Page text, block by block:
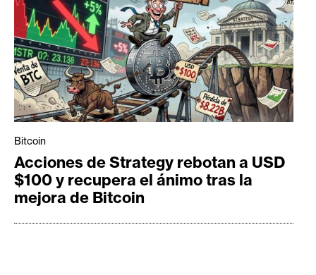
Bitcoin
Acciones de Strategy rebotan a USD
$100 y recupera el ánimo tras la
mejora de Bitcoin